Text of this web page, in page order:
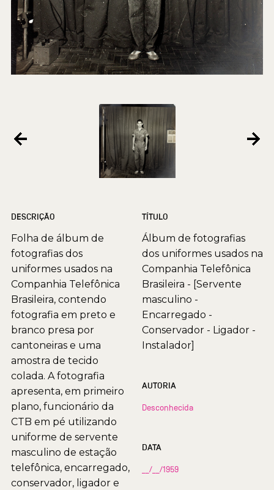
DESCRIÇÃO
Folha de álbum de
fotografias dos
uniformes usados na
Companhia Telefônica
Brasileira, contendo
fotografia em preto e
branco presa por
cantoneiras e uma
amostra de tecido
colada. A fotografia
apresenta, em primeiro
plano, funcionário da
CTB em pé utilizando
uniforme de servente
masculino de estação
telefônica, encarregado,
conservador, ligador e
TÍTULO
Álbum de fotografias
dos uniformes usados na
Companhia Telefônica
Brasileira - [Servente
masculino -
Encarregado -
Conservador - Ligador -
Instalador]
AUTORIA
Desconhecida
DATA
__/__/1959